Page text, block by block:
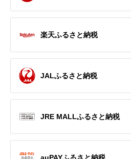
楽天ふるさと納税
JALふるさと納税
JRE MALLふるさと納税
auPAYふるさと納税